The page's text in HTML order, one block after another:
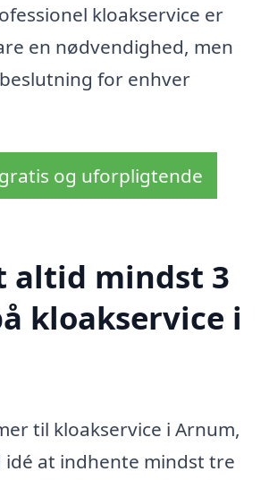
kloakservice er
en nødvendighed, men
for enhver
og uforpligtende
altid mindst 3
kloakservice i
til kloakservice i Arnum,
idé at indhente mindst tre